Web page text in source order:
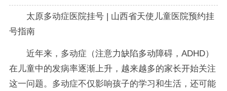
太原多动症医院挂号 | 山西省天使儿童医院预约挂
号指南
近年来，多动症（注意力缺陷多动障碍，ADHD）
在儿童中的发病率逐渐上升，越来越多的家长开始关注
这一问题。多动症不仅影响孩子的学习和生活，还可能